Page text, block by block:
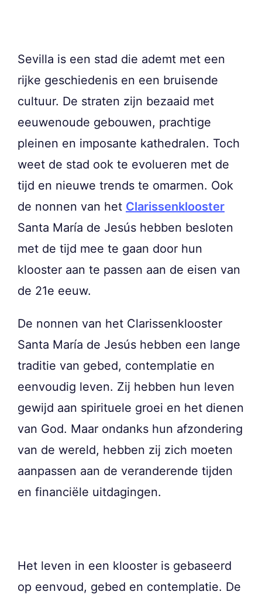
Sevilla is een stad die ademt met een
rijke geschiedenis en een bruisende
cultuur. De straten zijn bezaaid met
eeuwenoude gebouwen, prachtige
pleinen en imposante kathedralen. Toch
weet de stad ook te evolueren met de
tijd en nieuwe trends te omarmen. Ook
de nonnen van het Clarissenklooster
Santa María de Jesús hebben besloten
met de tijd mee te gaan door hun
klooster aan te passen aan de eisen van
de 21e eeuw.
De nonnen van het Clarissenklooster
Santa María de Jesús hebben een lange
traditie van gebed, contemplatie en
eenvoudig leven. Zij hebben hun leven
gewijd aan spirituele groei en het dienen
van God. Maar ondanks hun afzondering
van de wereld, hebben zij zich moeten
aanpassen aan de veranderende tijden
en financiële uitdagingen.
Het leven in een klooster is gebaseerd
op eenvoud, gebed en contemplatie. De